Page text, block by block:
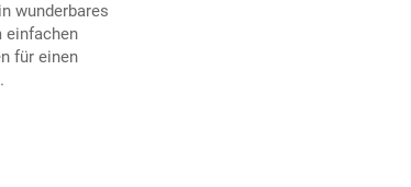
wunderbares
einfachen
für einen